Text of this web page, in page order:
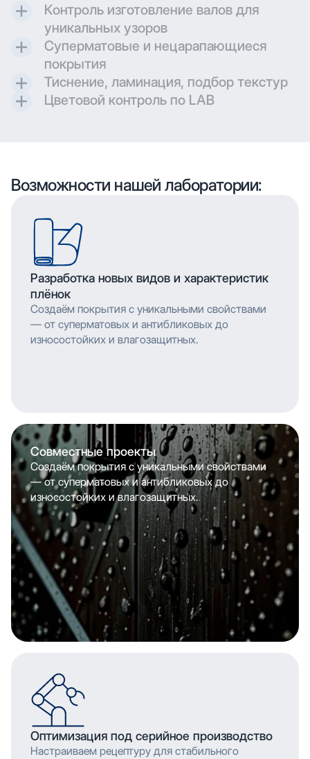
Контроль изготовление валов для
уникальных узоров
Контроль и разработка технических параметров
для гравировки позволяют максимально
воссоздавать дизайн при печати.
Суперматовые и нецарапающиеся
покрытия
Создаем матовые и суперматовые поверхности с
дополнительной защитой для трендовых
Тиснение, ламинация, подбор текстур
Применяем технологию глубокой печати с
долговечность изображения.
Цветовой контроль по LAB
мельчайшими деталями. Многослойное нанесение
обеспечивает насыщенность цвета и
Возможности нашей лаборатории:
Разработка новых видов и характеристик
плёнок
Создаём покрытия с уникальными свойствами
— от суперматовых и антибликовых до
износостойких и влагозащитных.
Совместные проекты
Создаём покрытия с уникальными свойствами
— от суперматовых и антибликовых до
износостойких и влагозащитных.
Оптимизация под серийное производство
Настраиваем рецептуру для стабильного